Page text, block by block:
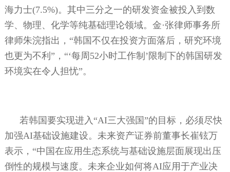
海力士(7.5%)。其中三分之一的研发资金被投入到数
学、物理、化学等纯基础理论领域。金·张律师事务所
律师朱浣指出，“韩国不仅在投资方面落后，研究环境
也更为不利”，“‘每周 52小时工作制’限制下的韩国研发
环境实在令人担忧”。
若韩国要实现进入“AI三大强国”的目标，必须尽快
加强AI基础设施建设。未来资产证券前董事长崔铉万
表示，“中国在应用生态系统与基础设施层面展现出压
倒性的规模与速度。未来企业如何将AI应用于产业决